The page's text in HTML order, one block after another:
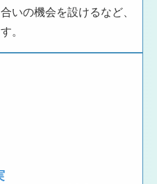
いの機会を設けるなど、
。